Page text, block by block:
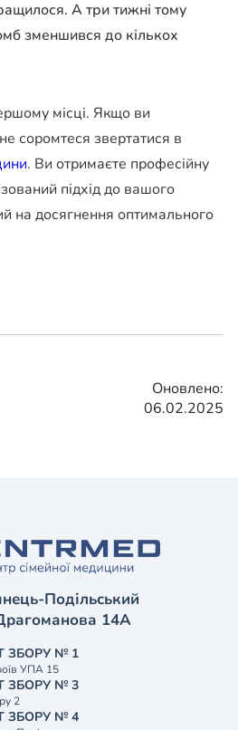
А три тижні тому
зменшився до кількох
місці. Якщо ви
соромтеся звертатися в
. Ви отримаєте професійну
підхід до вашого
на досягнення оптимального
Оновлено:
06.02.2025
Подільський
14А
ЗБОРУ № 1
УПА 15
ЗБОРУ № 3
2
ЗБОРУ № 4